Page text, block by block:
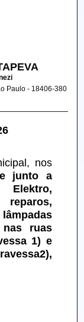
Paulo - 18406-380
nos
junto a
nas ruas
1) e